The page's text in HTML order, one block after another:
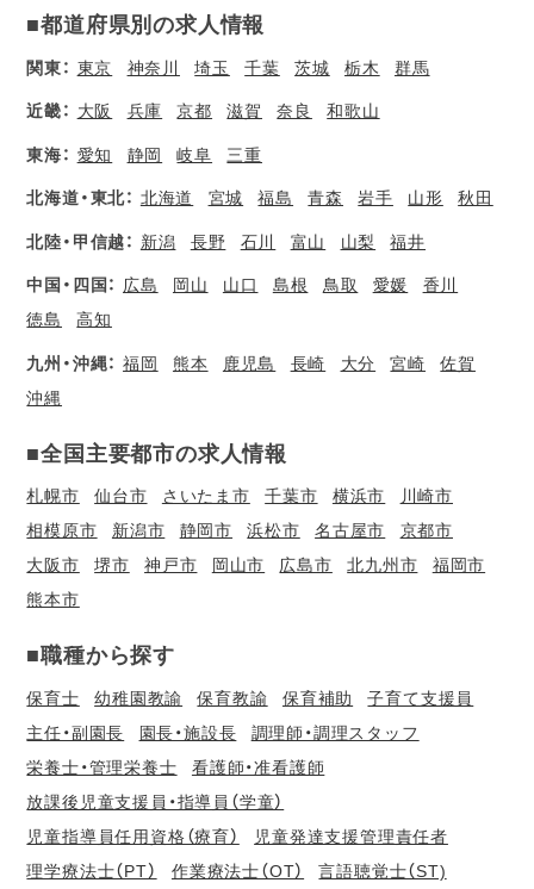
■都道府県別の求人情報
関東： 東京 神奈川 埼玉 千葉 茨城 栃木 群馬
近畿： 大阪 兵庫 京都 滋賀 奈良 和歌山
東海： 愛知 静岡 岐阜 三重
北海道・東北： 北海道 宮城 福島 青森 岩手 山形 秋田
北陸・甲信越： 新潟 長野 石川 富山 山梨 福井
中国・四国： 広島 岡山 山口 島根 鳥取 愛媛
香川
徳島
高知
九州・沖縄： 福岡 熊本 鹿児島 長崎 大分 宮崎
佐賀
沖縄
■全国主要都市の求人情報
札幌市 仙台市 さいたま市 千葉市 横浜市
川崎市
相模原市
新潟市 静岡市 浜松市 名古屋市
京都市
大阪市
堺市 神戸市 岡山市 広島市 北九州市
福岡市
熊本市
■職種から探す
保育士 幼稚園教諭 保育教諭 保育補助
子育て支援員
主任・副園長
園長・施設長
調理師・調理スタッフ
栄養士・管理栄養士
看護師・准看護師
放課後児童支援員・指導員（学童）
児童指導員任用資格（療育）
児童発達支援管理責任者
理学療法士（PT）
作業療法士（OT）
言語聴覚士（ST)